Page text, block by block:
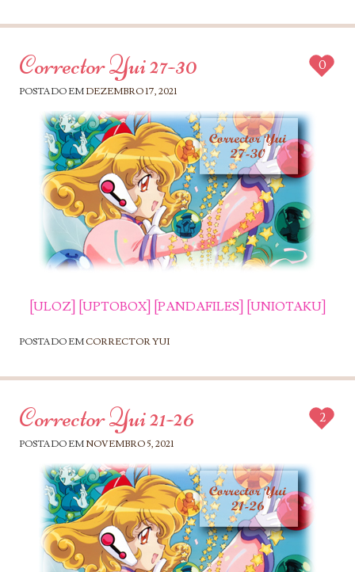
Corrector Yui 27-30
POSTADO EM DEZEMBRO 17, 2021
0
[ULOZ] [UPTOBOX] [PANDAFILES] [UNIOTAKU]
POSTADO EMCORRECTOR YUI
Corrector Yui 21-26
POSTADO EM NOVEMBRO 5, 2021
2